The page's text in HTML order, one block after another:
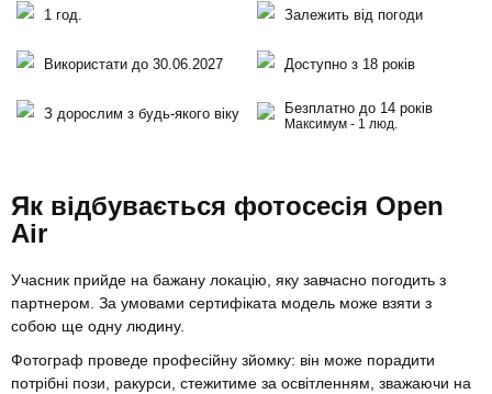
1 год. Залежить від погоди
Використати до 30.06.2027 Доступно з 18 років
З дорослим з будь-якого віку Безплатно до 14 років
Максимум - 1 люд.
Як відбувається фотосесія Open
Air
Учасник прийде на бажану локацію, яку завчасно погодить з
партнером. За умовами сертифіката модель може взяти з
собою ще одну людину.
Фотограф проведе професійну зйомку: він може порадити
потрібні пози, ракурси, стежитиме за освітленням, зважаючи на